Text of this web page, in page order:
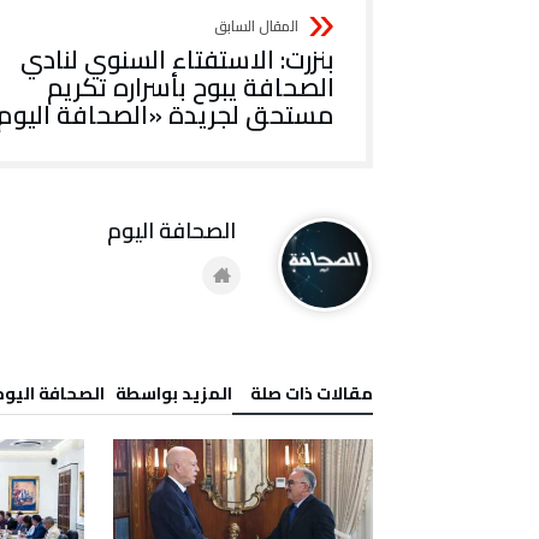
بنزرت: الاستفتاء السنوي لنادي
الصحافة يبوح بأسراره تكريم
مستحق لجريدة «الصحافة
‫مقالات ذات صلة‬ ‫‫المزيد بواسطة‬ ‬ ‭ ‬الصحافة‭ ‬اليوم